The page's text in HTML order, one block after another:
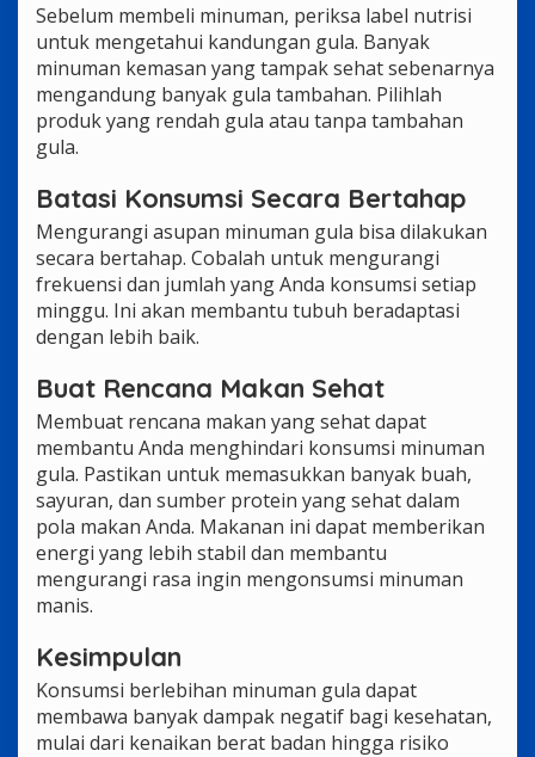
Sebelum membeli minuman, periksa label nutrisi
untuk mengetahui kandungan gula. Banyak
minuman kemasan yang tampak sehat sebenarnya
mengandung banyak gula tambahan. Pilihlah
produk yang rendah gula atau tanpa tambahan
gula.
Batasi Konsumsi Secara Bertahap
Mengurangi asupan minuman gula bisa dilakukan
secara bertahap. Cobalah untuk mengurangi
frekuensi dan jumlah yang Anda konsumsi setiap
minggu. Ini akan membantu tubuh beradaptasi
dengan lebih baik.
Buat Rencana Makan Sehat
Membuat rencana makan yang sehat dapat
membantu Anda menghindari konsumsi minuman
gula. Pastikan untuk memasukkan banyak buah,
sayuran, dan sumber protein yang sehat dalam
pola makan Anda. Makanan ini dapat memberikan
energi yang lebih stabil dan membantu
mengurangi rasa ingin mengonsumsi minuman
manis.
Kesimpulan
Konsumsi berlebihan minuman gula dapat
membawa banyak dampak negatif bagi kesehatan,
mulai dari kenaikan berat badan hingga risiko